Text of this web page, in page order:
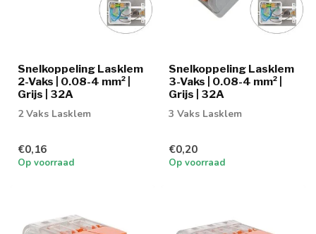
Snelkoppeling Lasklem
2-Vaks | 0.08-4 mm² |
Grijs | 32A
2 Vaks Lasklem
€0,16
Op voorraad
Snelkoppeling Lasklem
3-Vaks | 0.08-4 mm² |
Grijs | 32A
3 Vaks Lasklem
€0,20
Op voorraad